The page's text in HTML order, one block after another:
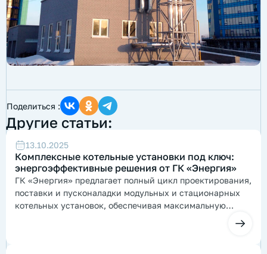
Поделиться :
Другие статьи:
13.10.2025
Комплексные котельные установки под ключ:
энергоэффективные решения от ГК «Энергия»
ГК «Энергия» предлагает полный цикл проектирования,
поставки и пусконаладки модульных и стационарных
котельных установок, обеспечивая максимальную